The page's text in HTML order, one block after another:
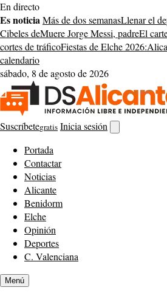
Saltar
al
contenido
En directo
Es noticiaMás de dos semanasLlenar el
Cibeles deMuere Jorge Messi, padreEl
cortes de tráficoFiestas de Elche 2026:
calendario
sábado, 8 de agosto de 2026
Suscríbetegratis Inicia sesión
buscador
Portada
Contactar
Noticias
Alicante
Benidorm
Elche
Opinión
Deportes
C. Valenciana
Menú